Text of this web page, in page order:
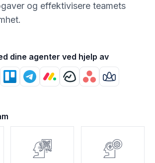
og effektivisere teamets
dine agenter ved hjelp av